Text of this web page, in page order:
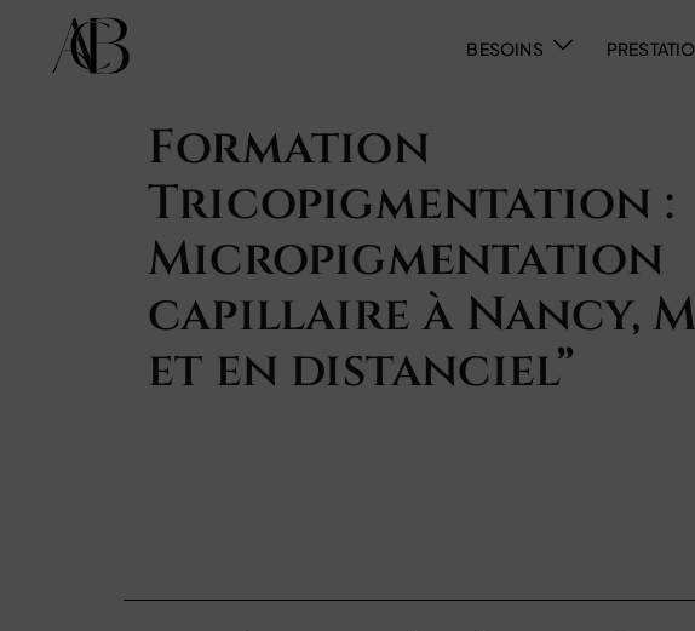
BESOINS
Formation
Tricopigmentation :
Micropigmentation
capillaire à Nancy,
et en distanciel”